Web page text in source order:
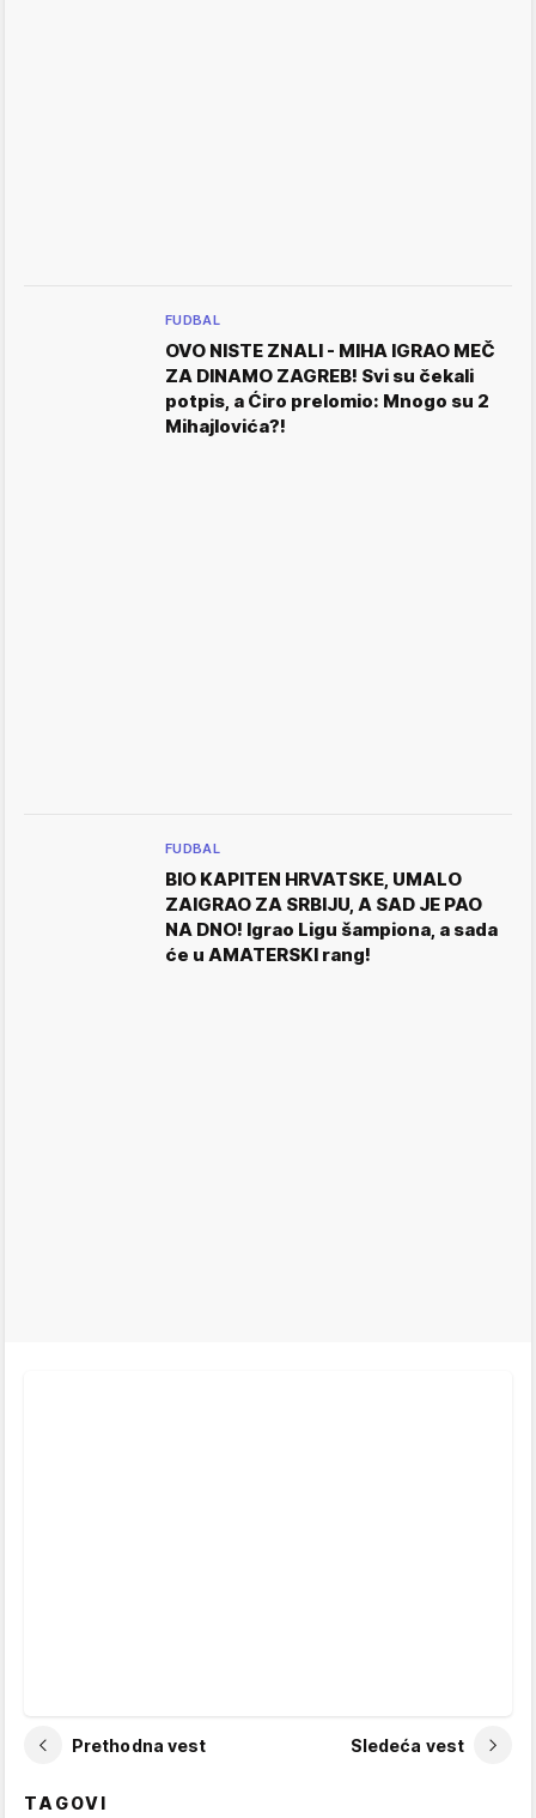
FUDBAL
OVO NISTE ZNALI - MIHA IGRAO MEČ
ZA DINAMO ZAGREB! Svi su čekali
potpis, a Ćiro prelomio: Mnogo su 2
Mihajlovića?!
FUDBAL
BIO KAPITEN HRVATSKE, UMALO
ZAIGRAO ZA SRBIJU, A SAD JE PAO
NA DNO! Igrao Ligu šampiona, a sada
će u AMATERSKI rang!
Prethodna vest Sledeća vest
TAGOVI